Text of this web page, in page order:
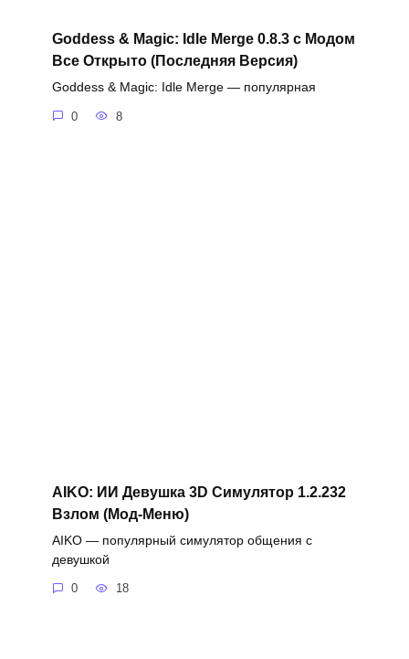
Goddess & Magic: Idle Merge 0.8.3 с Модом
Все Открыто (Последняя Версия)
Goddess & Magic: Idle Merge — популярная
0 8
AIKO: ИИ Девушка 3D Симулятор 1.2.232
Взлом (Мод-Меню)
AIKO — популярный симулятор общения с
девушкой
0 18